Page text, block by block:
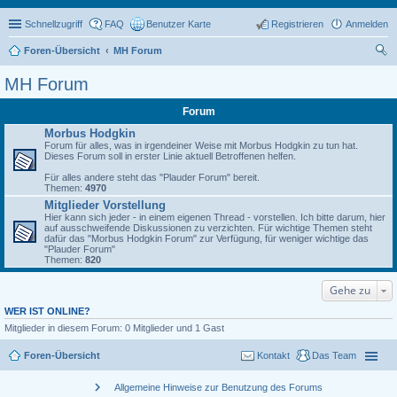
Schnellzugriff FAQ Benutzer Karte Anmelden
Registrieren
Foren-Übersicht
MH Forum
MH Forum
Forum
Morbus Hodgkin
Forum für alles, was in irgendeiner Weise mit Morbus Hodgkin zu tun hat.
Dieses Forum soll in erster Linie aktuell Betroffenen helfen.
Für alles andere steht das "Plauder Forum" bereit.
Themen: 4970
Mitglieder Vorstellung
Hier kann sich jeder - in einem eigenen Thread - vorstellen. Ich bitte darum, hier
auf ausschweifende Diskussionen zu verzichten. Für wichtige Themen steht
dafür das "Morbus Hodgkin Forum" zur Verfügung, für weniger wichtige das
"Plauder Forum"
Themen: 820
Gehe zu
WER IST ONLINE?
Mitglieder in diesem Forum: 0 Mitglieder und 1 Gast
Foren-Übersicht Das Team
Kontakt
chevron_right Allgemeine Hinweise zur Benutzung des Forums